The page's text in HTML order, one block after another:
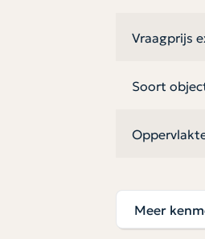
Vraagprijs
Soort
Bouwjaar
Meer